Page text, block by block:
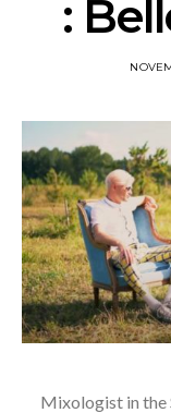
:
Mixologist in the